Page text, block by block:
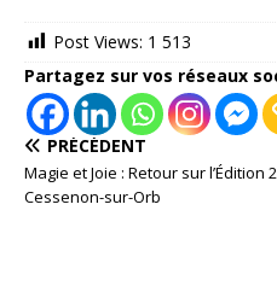
Post Views: 1 513
Partagez sur vos réseaux
PRÉCÉDENT
Magie et Joie : Retour sur l’Édition
Cessenon-sur-Orb